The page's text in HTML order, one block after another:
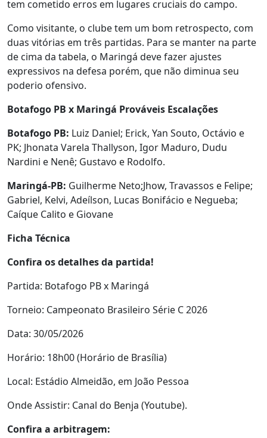
tem cometido erros em lugares cruciais do campo.
Como visitante, o clube tem um bom retrospecto, com
duas vitórias em três partidas. Para se manter na parte
de cima da tabela, o Maringá deve fazer ajustes
expressivos na defesa porém, que não diminua seu
poderio ofensivo.
Botafogo PB x Maringá Prováveis Escalações
Botafogo PB: Luiz Daniel; Erick, Yan Souto, Octávio e
PK; Jhonata Varela Thallyson, Igor Maduro, Dudu
Nardini e Nenê; Gustavo e Rodolfo.
Maringá-PB: Guilherme Neto;Jhow, Travassos e Felipe;
Gabriel, Kelvi, Adeílson, Lucas Bonifácio e Negueba;
Caíque Calito e Giovane
Ficha Técnica
Confira os detalhes da partida!
Partida: Botafogo PB x Maringá
Torneio: Campeonato Brasileiro Série C 2026
Data: 30/05/2026
Horário: 18h00 (Horário de Brasília)
Local: Estádio Almeidão, em João Pessoa
Onde Assistir: Canal do Benja (Youtube).
Confira a arbitragem: